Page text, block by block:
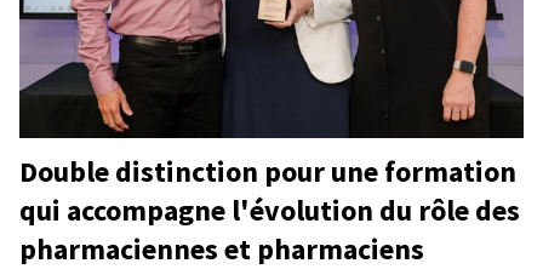
Double distinction pour une formation
qui accompagne l'évolution du rôle des
pharmaciennes et pharmaciens